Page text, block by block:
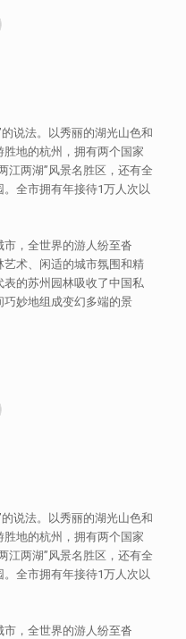
的说法。以秀丽的湖光山色和
地的杭州，拥有两个国家
江两湖”风景名胜区，还有全
全市拥有年接待1万人次以
，全世界的游人纷至沓
术、闲适的城市氛围和精
的苏州园林吸收了中国私
妙地组成变幻多端的景
说法。以秀丽的湖光山色和
地的杭州，拥有两个国家
江两湖”风景名胜区，还有全
全市拥有年接待1万人次以
，全世界的游人纷至沓